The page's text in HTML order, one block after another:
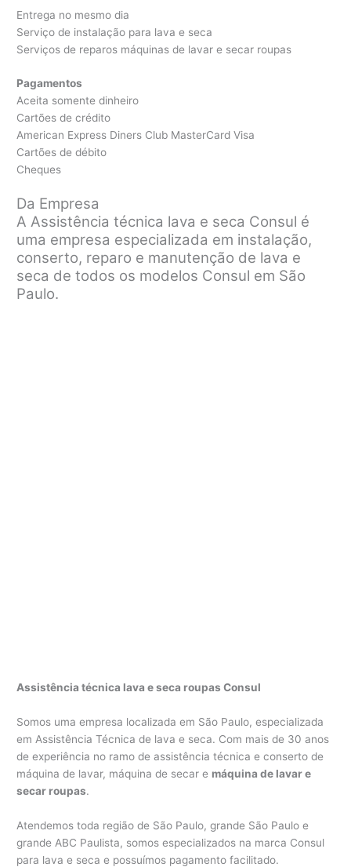
Entrega no mesmo dia
Serviço de instalação para lava e seca
Serviços de reparos máquinas de lavar e secar roupas
Pagamentos
Aceita somente dinheiro
Cartões de crédito
American Express Diners Club MasterCard Visa
Cartões de débito
Cheques
Da Empresa
A Assistência técnica lava e seca Consul é
uma empresa especializada em instalação,
conserto, reparo e manutenção de lava e
seca de todos os modelos Consul em São
Paulo.
Assistência técnica lava e seca roupas Consul
Somos uma empresa localizada em São Paulo, especializada
em Assistência Técnica de lava e seca. Com mais de 30 anos
de experiência no ramo de assistência técnica e conserto de
máquina de lavar, máquina de secar e máquina de lavar e
secar roupas.
Atendemos toda região de São Paulo, grande São Paulo e
grande ABC Paulista, somos especializados na marca Consul
para lava e seca e possuímos pagamento facilitado.